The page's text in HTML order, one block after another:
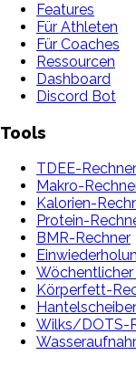
Features
Für Athleten
Für Coaches
Ressourcen
Dashboard
Discord Bot
Tools
TDEE-Rechner
Makro-
Kalorien-
Protein-
BMR-Rechner
Körperfett-
Wilks/DOTS-